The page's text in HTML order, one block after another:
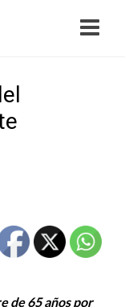
de 65 años por